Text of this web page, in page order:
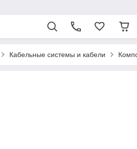
Кабельные системы и кабели